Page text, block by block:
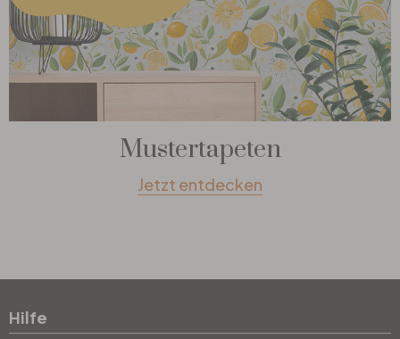
Mustertapeten
Jetzt entdecken
Hilfe